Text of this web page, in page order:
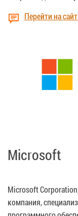
Перейти на
Microsoft
Microsoft
компания,